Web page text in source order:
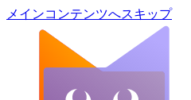
メインコンテンツへスキップ